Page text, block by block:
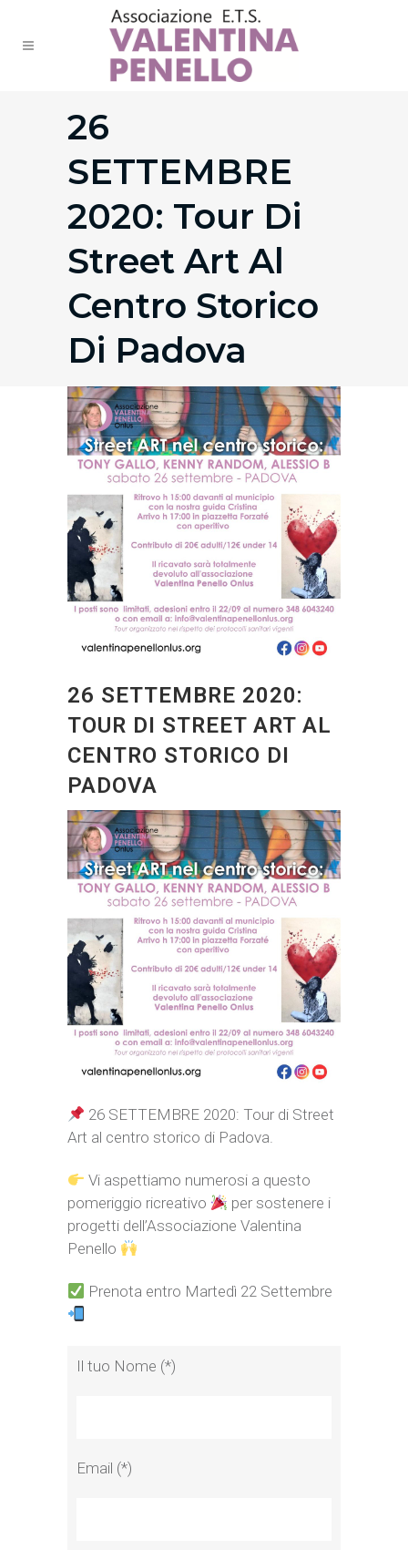
26
SETTEMBRE
2020: Tour Di
Street Art Al
Centro Storico
Di Padova
26 SETTEMBRE 2020:
TOUR DI STREET ART AL
CENTRO STORICO DI
PADOVA
26 SETTEMBRE 2020: Tour di Street
Art al centro storico di Padova.
Vi aspettiamo numerosi a questo
pomeriggio ricreativo
per sostenere i
progetti dell’Associazione Valentina
Penello
Prenota entro Martedì 22 Settembre
Il tuo Nome (*)
Email (*)